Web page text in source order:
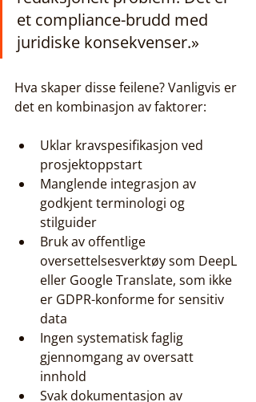
et compliance-brudd med
juridiske konsekvenser.»
Hva skaper disse feilene? Vanligvis er
det en kombinasjon av faktorer:
Uklar kravspesifikasjon ved
prosjektoppstart
Manglende integrasjon av
godkjent terminologi og
stilguider
Bruk av offentlige
oversettelsesverktøy som DeepL
eller Google Translate, som ikke
er GDPR-konforme for sensitiv
data
Ingen systematisk faglig
gjennomgang av oversatt
innhold
Svak dokumentasjon av